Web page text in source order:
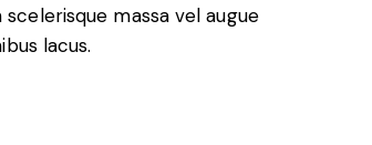
massa vel augue
lacus.